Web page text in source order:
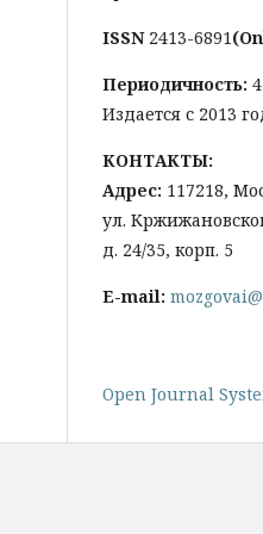
ISSN 2413-6891
Периодичность:
Издается с 2013
КОНТАКТЫ:
Адрес: 117218,
ул.
д. 24/35, корп. 5
E-mail:
Open Journal